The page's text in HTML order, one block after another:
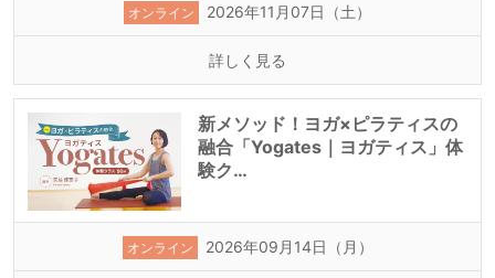
オンライン 2026年11月07日（土）
詳しく見る
新メソッド！ヨガ×ピラティスの
融合「Yogates｜ヨガティス」体
験ク…
オンライン 2026年09月14日（月）